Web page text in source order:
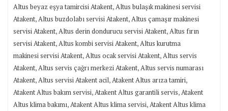
Altus beyaz eşya tamircisi Atakent,Altus bulaşık makinesi servisi
Atakent,Altus buzdolabı servisi Atakent,Altus çamaşır makinesi
servisi Atakent,Altus derin dondurucu servisi Atakent,Altus fırın
servisi Atakent,Altus kombi servisi Atakent,Altus kurutma
makinesi servisi Atakent,Altus ocak servisi Atakent,Altus servis
Atakent,Altus servis çağrı merkezi Atakent,Altus servis numarası
Atakent,Altus servisi Atakent acil,Atakent Altus arıza tamiri,
Atakent Altus bakım servisi,Atakent Altus garantili servis,Atakent
Altus klima bakımı,Atakent Altus klima servisi,Atakent Altus klima